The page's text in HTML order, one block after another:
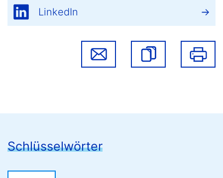
LinkedIn
Schlüsselwörter